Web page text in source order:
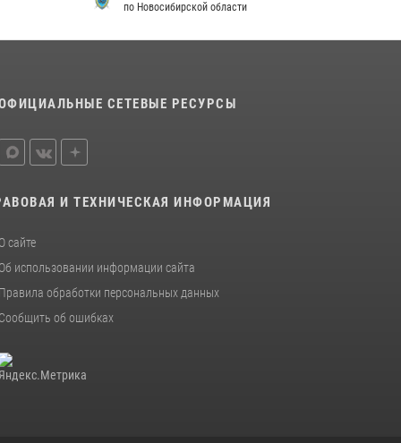
по Новосибирской области
СЕТЕВЫЕ РЕСУРСЫ
И ТЕХНИЧЕСКАЯ ИНФОРМАЦИЯ
О сайте
Об использовании информации сайта
Правила обработки персональных данных
Сообщить об ошибках